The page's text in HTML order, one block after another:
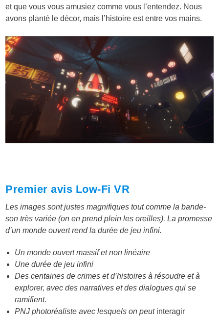
et que vous vous amusiez comme vous l’entendez. Nous
avons planté le décor, mais l’histoire est entre vos mains.
Premier avis Low-Fi VR
Les images sont justes magnifiques tout comme la bande-
son très variée (on en prend plein les oreilles). La promesse
d’un monde ouvert rend la durée de jeu infini.
Un monde ouvert massif et non linéaire
Une durée de jeu infini
Des centaines de crimes et d’histoires à résoudre et à
explorer, avec des narratives et des dialogues qui se
ramifient.
PNJ photoréaliste avec lesquels on peut interagir